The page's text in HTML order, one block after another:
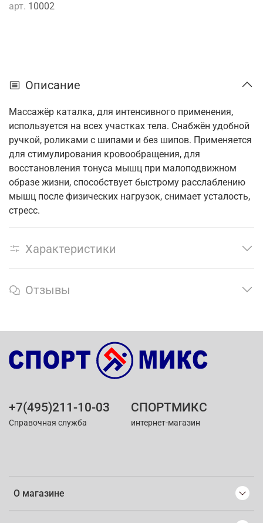
арт. 10002
Описание
Массажёр каталка, для интенсивного применения,
используется на всех участках тела. Снабжён удобной
ручкой, роликами с шипами и без шипов. Применяется
для стимулирования кровообращения, для
восстановления тонуса мышц при малоподвижном
образе жизни, способствует быстрому расслаблению
мышц после физических нагрузок, снимает усталость,
стресс.
Характеристики
Отзывы
О магазине
+7(495)211-10-03
Справочная служба
СПОРТМИКС
интернет-магазин